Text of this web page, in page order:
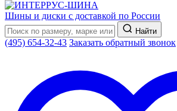
Шины и диски с доставкой по России
Найти
(495) 654-32-43 Заказать обратный звонок